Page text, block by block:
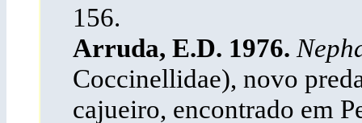
156.
Arruda, E.D. 1976.
Coccinellidae), novo
cajueiro, encontrado em